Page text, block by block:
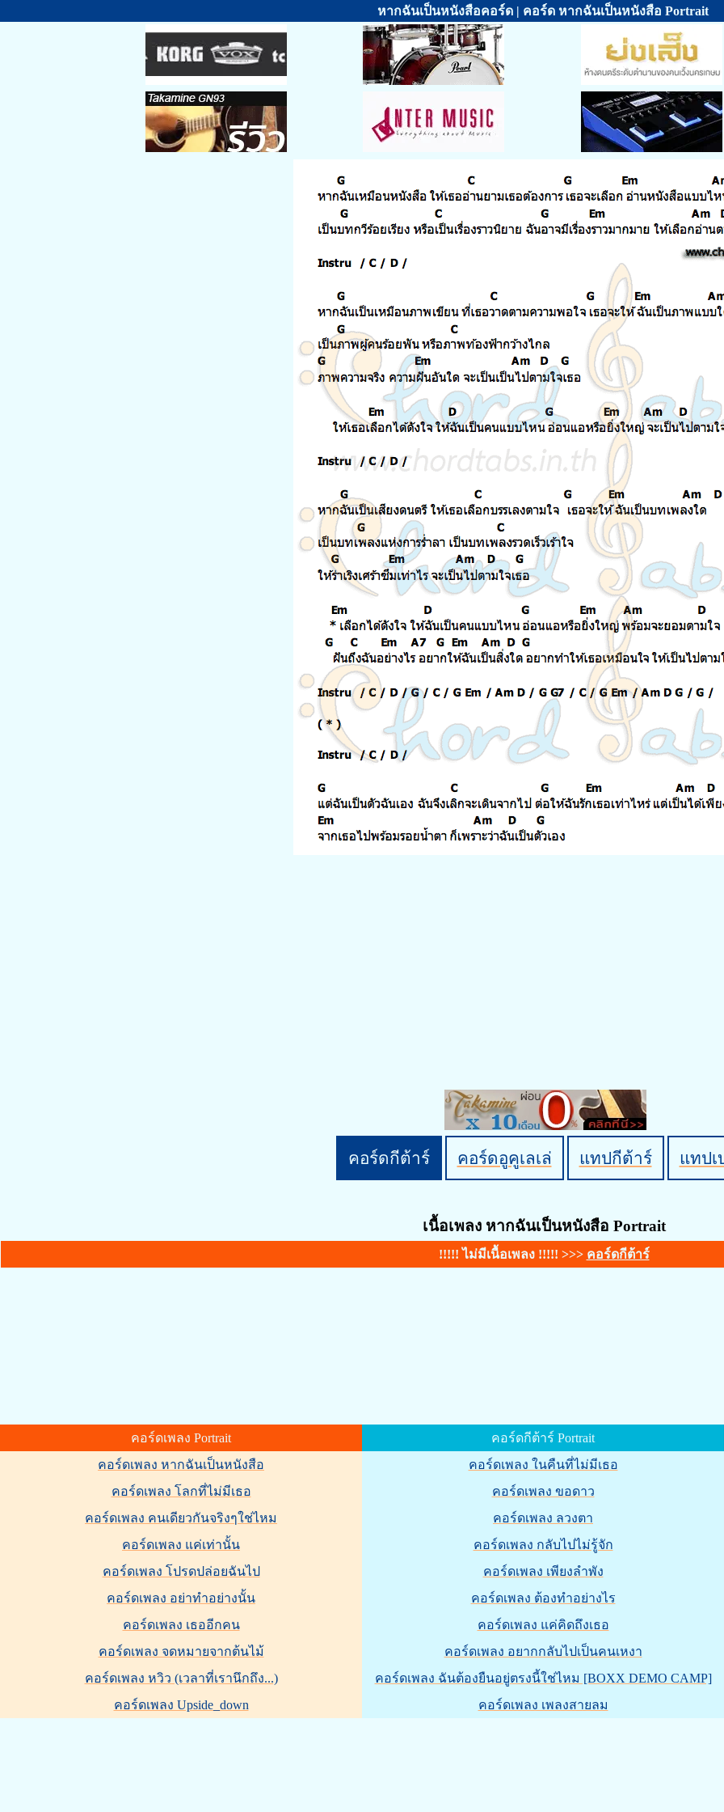
หากฉันเป็นหนังสือคอร์ด | คอร์ด หากฉันเป็นหนังสือ Portrait
คอร์ดกีต้าร์ คอร์ดอูคูเลเล่ แทปกีต้าร์ แทปเ
เนื้อเพลง หากฉันเป็นหนังสือ Portrait
!!!!! ไม่มีเนื้อเพลง !!!!! >>> คอร์ดกีต้าร์
คอร์ดเพลง Portrait
คอร์ดเพลง หากฉันเป็นหนังสือ
คอร์ดเพลง โลกที่ไม่มีเธอ
คอร์ดเพลง คนเดียวกันจริงๆใช่ไหม
คอร์ดเพลง แค่เท่านั้น
คอร์ดเพลง โปรดปล่อยฉันไป
คอร์ดเพลง อย่าทำอย่างนั้น
คอร์ดเพลง เธออีกคน
คอร์ดเพลง จดหมายจากต้นไม้
คอร์ดเพลง หวิว (เวลาที่เรานึกถึง...)
คอร์ดเพลง Upside_down
คอร์ดกีต้าร์ Portrait
คอร์ดเพลง ในคืนที่ไม่มีเธอ
คอร์ดเพลง ขอดาว
คอร์ดเพลง ลวงตา
คอร์ดเพลง กลับไปไม่รู้จัก
คอร์ดเพลง เพียงลำพัง
คอร์ดเพลง ต้องทำอย่างไร
คอร์ดเพลง แค่คิดถึงเธอ
คอร์ดเพลง อยากกลับไปเป็นคนเหงา
คอร์ดเพลง ฉันต้องยืนอยู่ตรงนี้ใช่ไหม [BOXX DEMO CAMP]
คอร์ดเพลง เพลงสายลม